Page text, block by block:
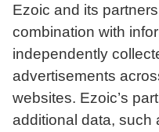
Ezoic and its
combination with
independently
advertisements
websites. Ezoic’s
additional data, such